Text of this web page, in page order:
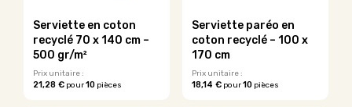
sur
page
produit
sur
page
produit
Serviette en coton
recyclé 70 x 140 cm –
500 gr/m²
Prix unitaire :
21,28 € pour10 pièces
Serviette paréo en
coton recyclé – 100 x
170 cm
Prix unitaire :
18,14 €pour10pièces